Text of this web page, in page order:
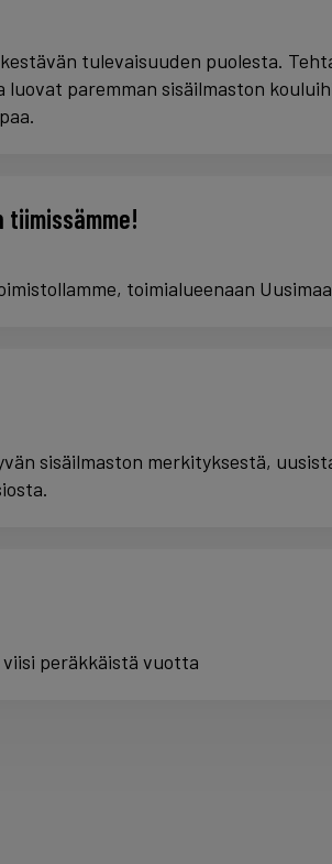
tulevaisuuden puolesta.
paremman sisäilmaston
tiimissämme!
toimialueenaan
sisäilmaston merkityksestä,
peräkkäistä vuotta